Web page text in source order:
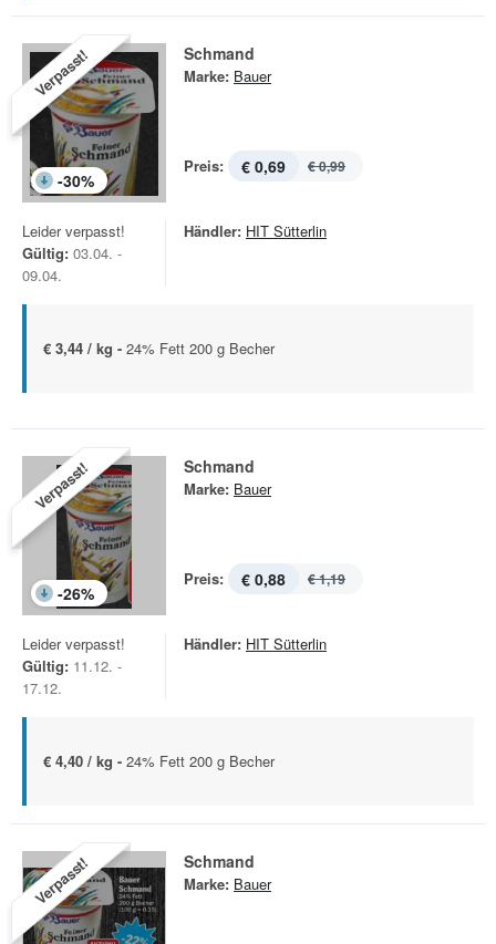
Verpasst!
-30%
Schmand
Marke: Bauer
Preis: € 0,69 € 0,99
Leider verpasst!
Gültig: 03.04. -
09.04.
Händler: HIT Sütterlin
€ 3,44 / kg - 24% Fett 200 g Becher
Verpasst!
-26%
Schmand
Marke: Bauer
Preis: € 0,88 € 1,19
Leider verpasst!
Gültig: 11.12. -
17.12.
Händler: HIT Sütterlin
€ 4,40 / kg - 24% Fett 200 g Becher
Verpasst! Schmand
Marke: Bauer